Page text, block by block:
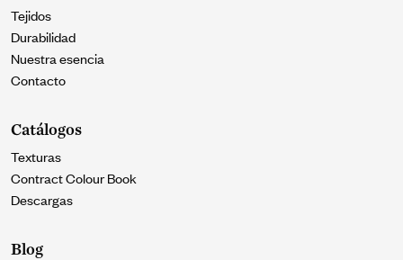
Tejidos
Durabilidad
Nuestra esencia
Contacto
Catálogos
Texturas
Contract Colour Book
Descargas
Blog